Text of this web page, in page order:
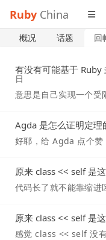
Ruby China
概况 话题 回
有没有可能基于 Ruby
日
意思是自己实现一个
Agda 是怎么证明定理
好耶，给 Agda 点个赞
原来 class << self 是
代码长了就不能靠缩进
原来 class << self 是
感觉 class << self 没